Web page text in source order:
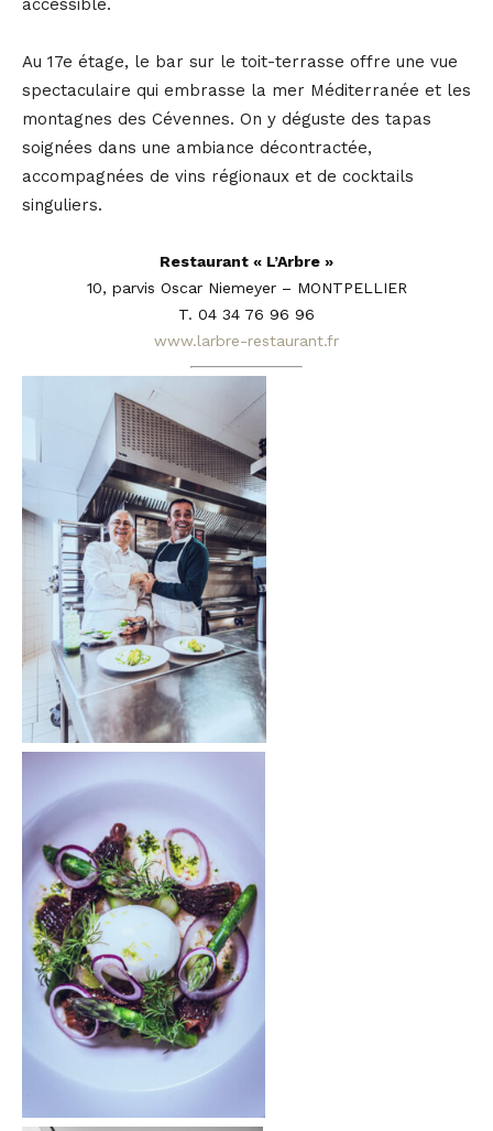
accessible.
Au 17e étage, le bar sur le toit-terrasse offre une vue
spectaculaire qui embrasse la mer Méditerranée et les
montagnes des Cévennes. On y déguste des tapas
soignées dans une ambiance décontractée,
accompagnées de vins régionaux et de cocktails
singuliers.
Restaurant « L’Arbre »
10, parvis Oscar Niemeyer – MONTPELLIER
T. 04 34 76 96 96
www.larbre-restaurant.fr